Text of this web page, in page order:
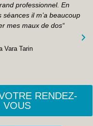
professionnel. En
il m’a beaucoup
mes maux de dos“
Vara Tarin
RENDEZ-
VOUS